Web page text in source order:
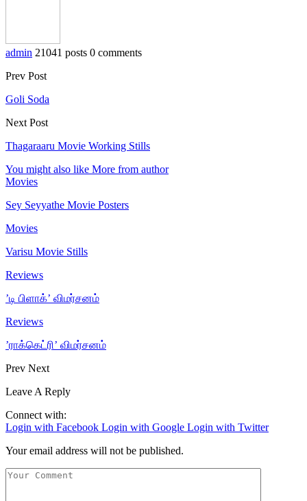
admin 21041 posts 0 comments
Prev Post
Goli Soda
Next Post
Thagaraaru Movie Working Stills
You might also like More from author
Movies
Sey Seyyathe Movie Posters
Movies
Varisu Movie Stills
Reviews
’டி பிளாக்’ விமர்சனம்
Reviews
’ராக்கெட்ரி’ விமர்சனம்
Prev Next
Leave A Reply
Connect with:
Login with Facebook Login with Google Login with Twitter
Your email address will not be published.